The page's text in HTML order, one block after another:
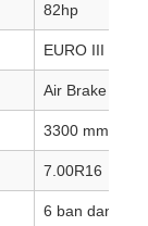
82hp
EURO III
Air Brake
3300 mm / 2
7.00R16
6 ban dan 1